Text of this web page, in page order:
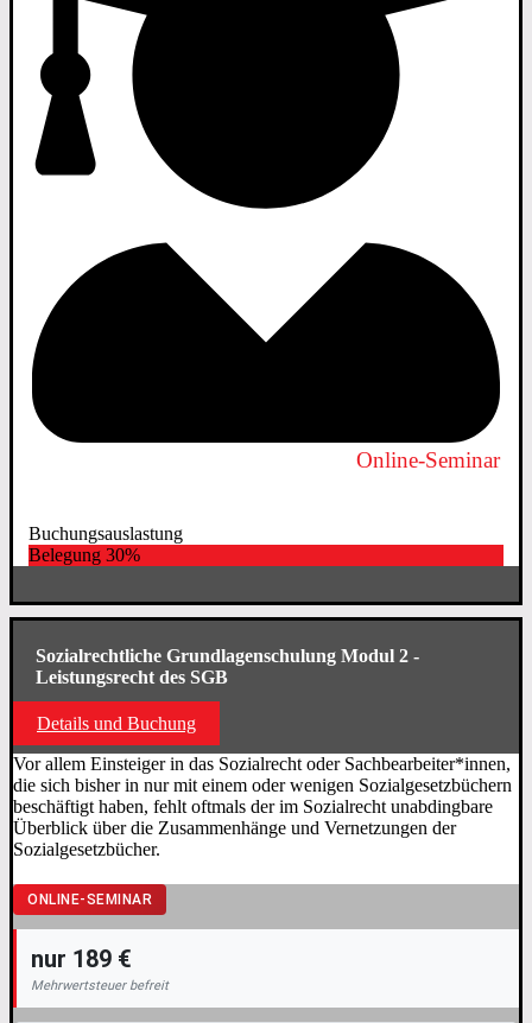
Online-Seminar
Buchungsauslastung
Belegung 30%
Sozialrechtliche Grundlagenschulung Modul 2 -
Leistungsrecht des SGB
Details und Buchung
Vor allem Einsteiger in das Sozialrecht oder Sachbearbeiter*innen,
die sich bisher in nur mit einem oder wenigen Sozialgesetzbüchern
beschäftigt haben, fehlt oftmals der im Sozialrecht unabdingbare
Überblick über die Zusammenhänge und Vernetzungen der
Sozialgesetzbücher.
ONLINE-SEMINAR
nur 189 €
Mehrwertsteuer befreit